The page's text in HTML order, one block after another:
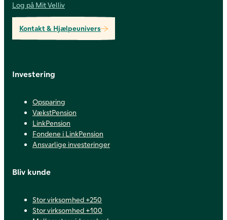
Log på Mit Velliv
Kontakt & Hjælpeunivers
Investering
Opsparing
VækstPension
LinkPension
Fondene i LinkPension
Ansvarlige investeringer
Bliv kunde
Stor virksomhed +250
Stor virksomhed +100